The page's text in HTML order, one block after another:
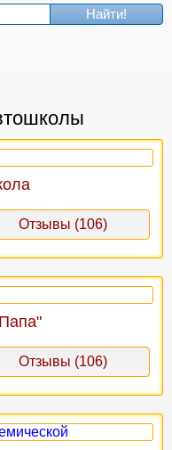
Найти!
Отзывы (106)
Отзывы (106)